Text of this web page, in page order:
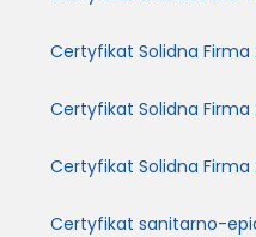
Certyfikat Solidna Firma
Certyfikat Solidna Firma
Certyfikat Solidna Firma
Certyfikat sanitarno-